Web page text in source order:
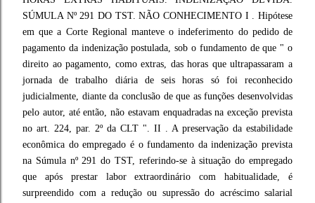
SÚMULA Nº 291 DO TST. NÃO CONHECIMENTO I . Hipótese
em que a Corte Regional manteve o indeferimento do pedido de
pagamento da indenização postulada, sob o fundamento de que " o
direito ao pagamento, como extras, das horas que ultrapassaram a
jornada de trabalho diária de seis horas só foi reconhecido
judicialmente, diante da conclusão de que as funções desenvolvidas
pelo autor, até então, não estavam enquadradas na exceção prevista
no art. 224, par. 2º da CLT ". II . A preservação da estabilidade
econômica do empregado é o fundamento da indenização prevista
na Súmula nº 291 do TST, referindo-se à situação do empregado
que após prestar labor extraordinário com habitualidade, é
surpreendido com a redução ou supressão do acréscimo salarial